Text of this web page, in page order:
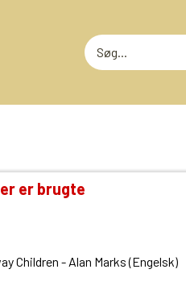
MEGET
er brugte
Children - Alan Marks (Engelsk)